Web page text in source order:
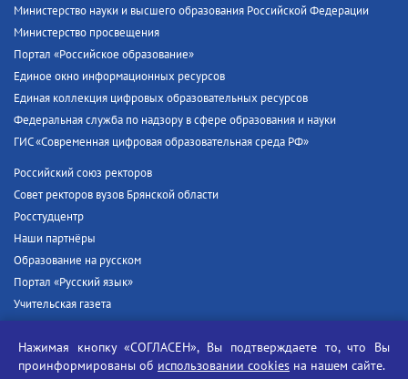
Министерство науки и высшего образования Российской Федерации
Министерство просвещения
Портал «Российское образование»
Единое окно информационных ресурсов
Единая коллекция цифровых образовательных ресурсов
Федеральная служба по надзору в сфере образования и науки
ГИС «Современная цифровая образовательная среда РФ»
Российский союз ректоров
Совет ректоров вузов Брянской области
Росстудцентр
Наши партнёры
Образование на русском
Портал «Русский язык»
Учительская газета
Единый портал государственных услуг
Нажимая кнопку «СОГЛАСЕН», Вы подтверждаете то, что Вы
проинформированы об использовании cookies на нашем сайте.